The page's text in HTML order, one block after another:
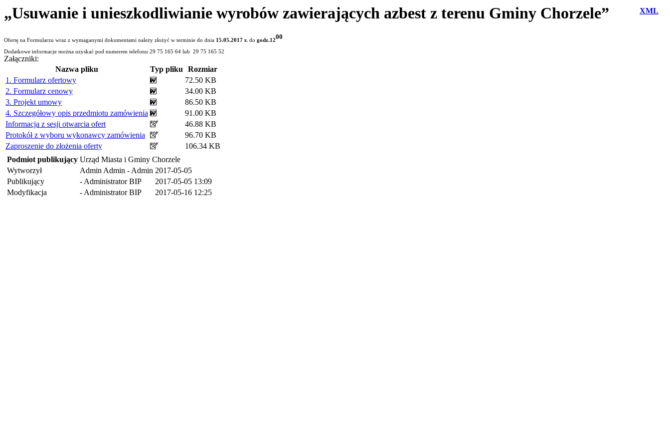
XML
„Usuwanie i unieszkodliwianie wyrobów zawierających azbest z terenu Gminy Chorzele”
Ofertę na Formularzu wraz z wymaganymi dokumentami należy złożyć w terminie do dnia 15.05.2017 r. do godz.1200
Dodatkowe informacje można uzyskać pod numerem telefonu 29 75 165 64 lub 29 75 165 52
Załączniki:
Nazwa pliku
Typ pliku
Rozmiar
1. Formularz ofertowy
72.50 KB
2. Formularz cenowy
34.00 KB
3. Projekt umowy
86.50 KB
4. Szczegółowy opis przedmiotu zamówienia
91.00 KB
Informacja z sesji otwarcia ofert
46.88 KB
Protokół z wyboru wykonawcy zamówienia
96.70 KB
Zaproszenie do złożenia oferty
106.34 KB
Podmiot publikujący Urząd Miasta i Gminy Chorzele
Wytworzył
Admin Admin - Admin 2017-05-05
Publikujący
- Administrator BIP
2017-05-05 13:09
Modyfikacja
- Administrator BIP 2017-05-16 12:25